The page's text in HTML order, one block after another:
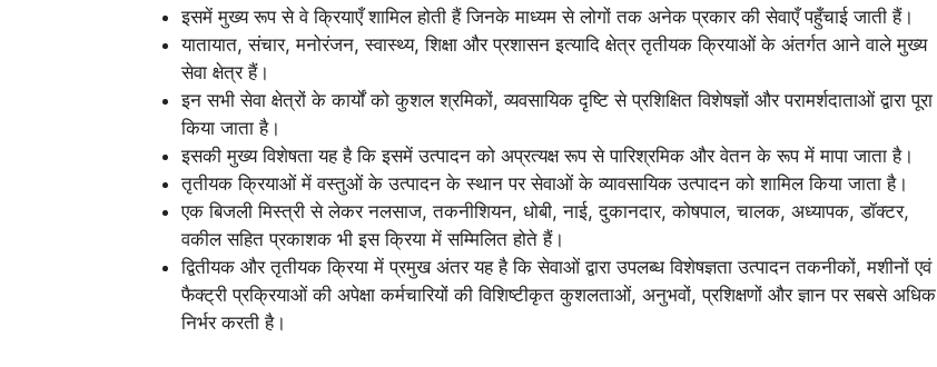
इसमें मुख्य रूप से वे क्रियाएँ शामिल होती हैं जिनके माध्यम से लोगों तक अनेक प्रकार की सेवाएँ पहुँचाई जाती हैं।
यातायात, संचार, मनोरंजन, स्वास्थ्य, शिक्षा और प्रशासन इत्यादि क्षेत्र तृतीयक क्रियाओं के अंतर्गत आने वाले मुख्य
सेवा क्षेत्र हैं।
इन सभी सेवा क्षेत्रों के कार्यों को कुशल श्रमिकों, व्यवसायिक दृष्टि से प्रशिक्षित विशेषज्ञों और परामर्शदाताओं द्वारा पूरा
किया जाता है।
इसकी मुख्य विशेषता यह है कि इसमें उत्पादन को अप्रत्यक्ष रूप से पारिश्रमिक और वेतन के रूप में मापा जाता है।
तृतीयक क्रियाओं में वस्तुओं के उत्पादन के स्थान पर सेवाओं के व्यावसायिक उत्पादन को शामिल किया जाता है।
एक बिजली मिस्त्री से लेकर नलसाज, तकनीशियन, धोबी, नाई, दुकानदार, कोषपाल, चालक, अध्यापक, डॉक्टर,
वकील सहित प्रकाशक भी इस क्रिया में सम्मिलित होते हैं।
द्वितीयक और तृतीयक क्रिया में प्रमुख अंतर यह है कि सेवाओं द्वारा उपलब्ध विशेषज्ञता उत्पादन तकनीकों, मशीनों एवं
फैक्ट्री प्रक्रियाओं की अपेक्षा कर्मचारियों की विशिष्टीकृत कुशलताओं, अनुभवों, प्रशिक्षणों और ज्ञान पर सबसे अधिक
निर्भर करती है।